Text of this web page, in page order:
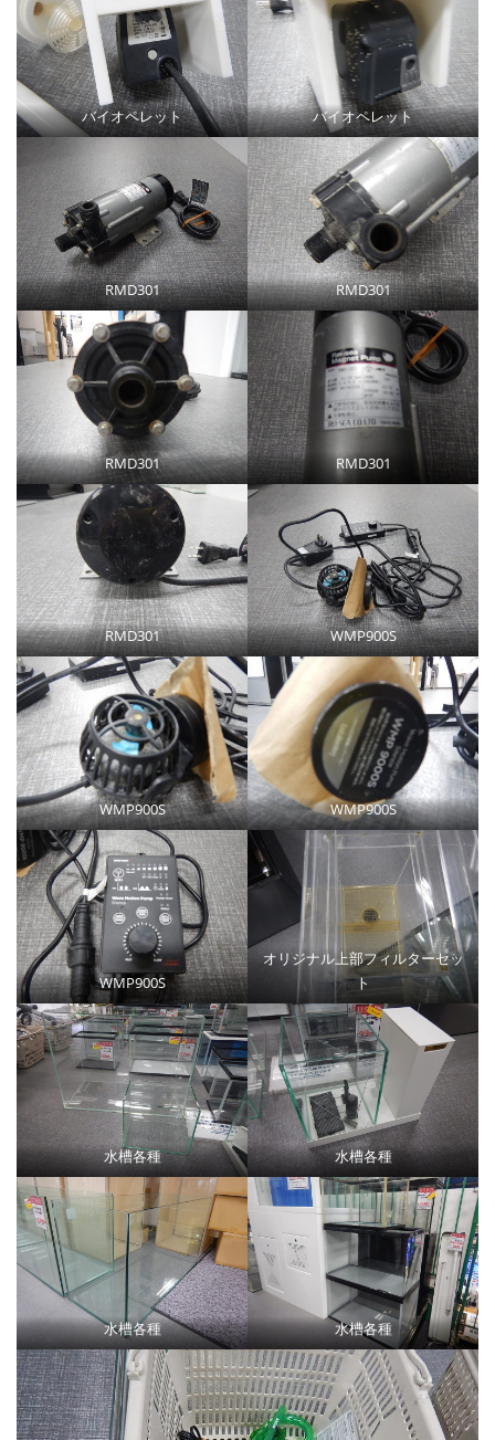
バイオペレット バイオペレット
RMD301 RMD301
RMD301 RMD301
RMD301 WMP900S
WMP900S WMP900S
WMP900S
オリジナル上部フィルターセッ
ト
水槽各種 水槽各種
水槽各種 水槽各種